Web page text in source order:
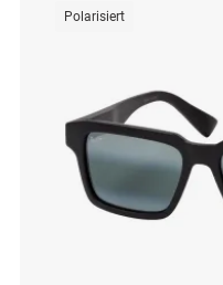
Polarisiert